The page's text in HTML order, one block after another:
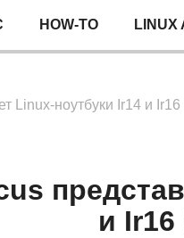
HOW-TO LINUX
Linux-ноутбуки Ir14 и
и Ir16